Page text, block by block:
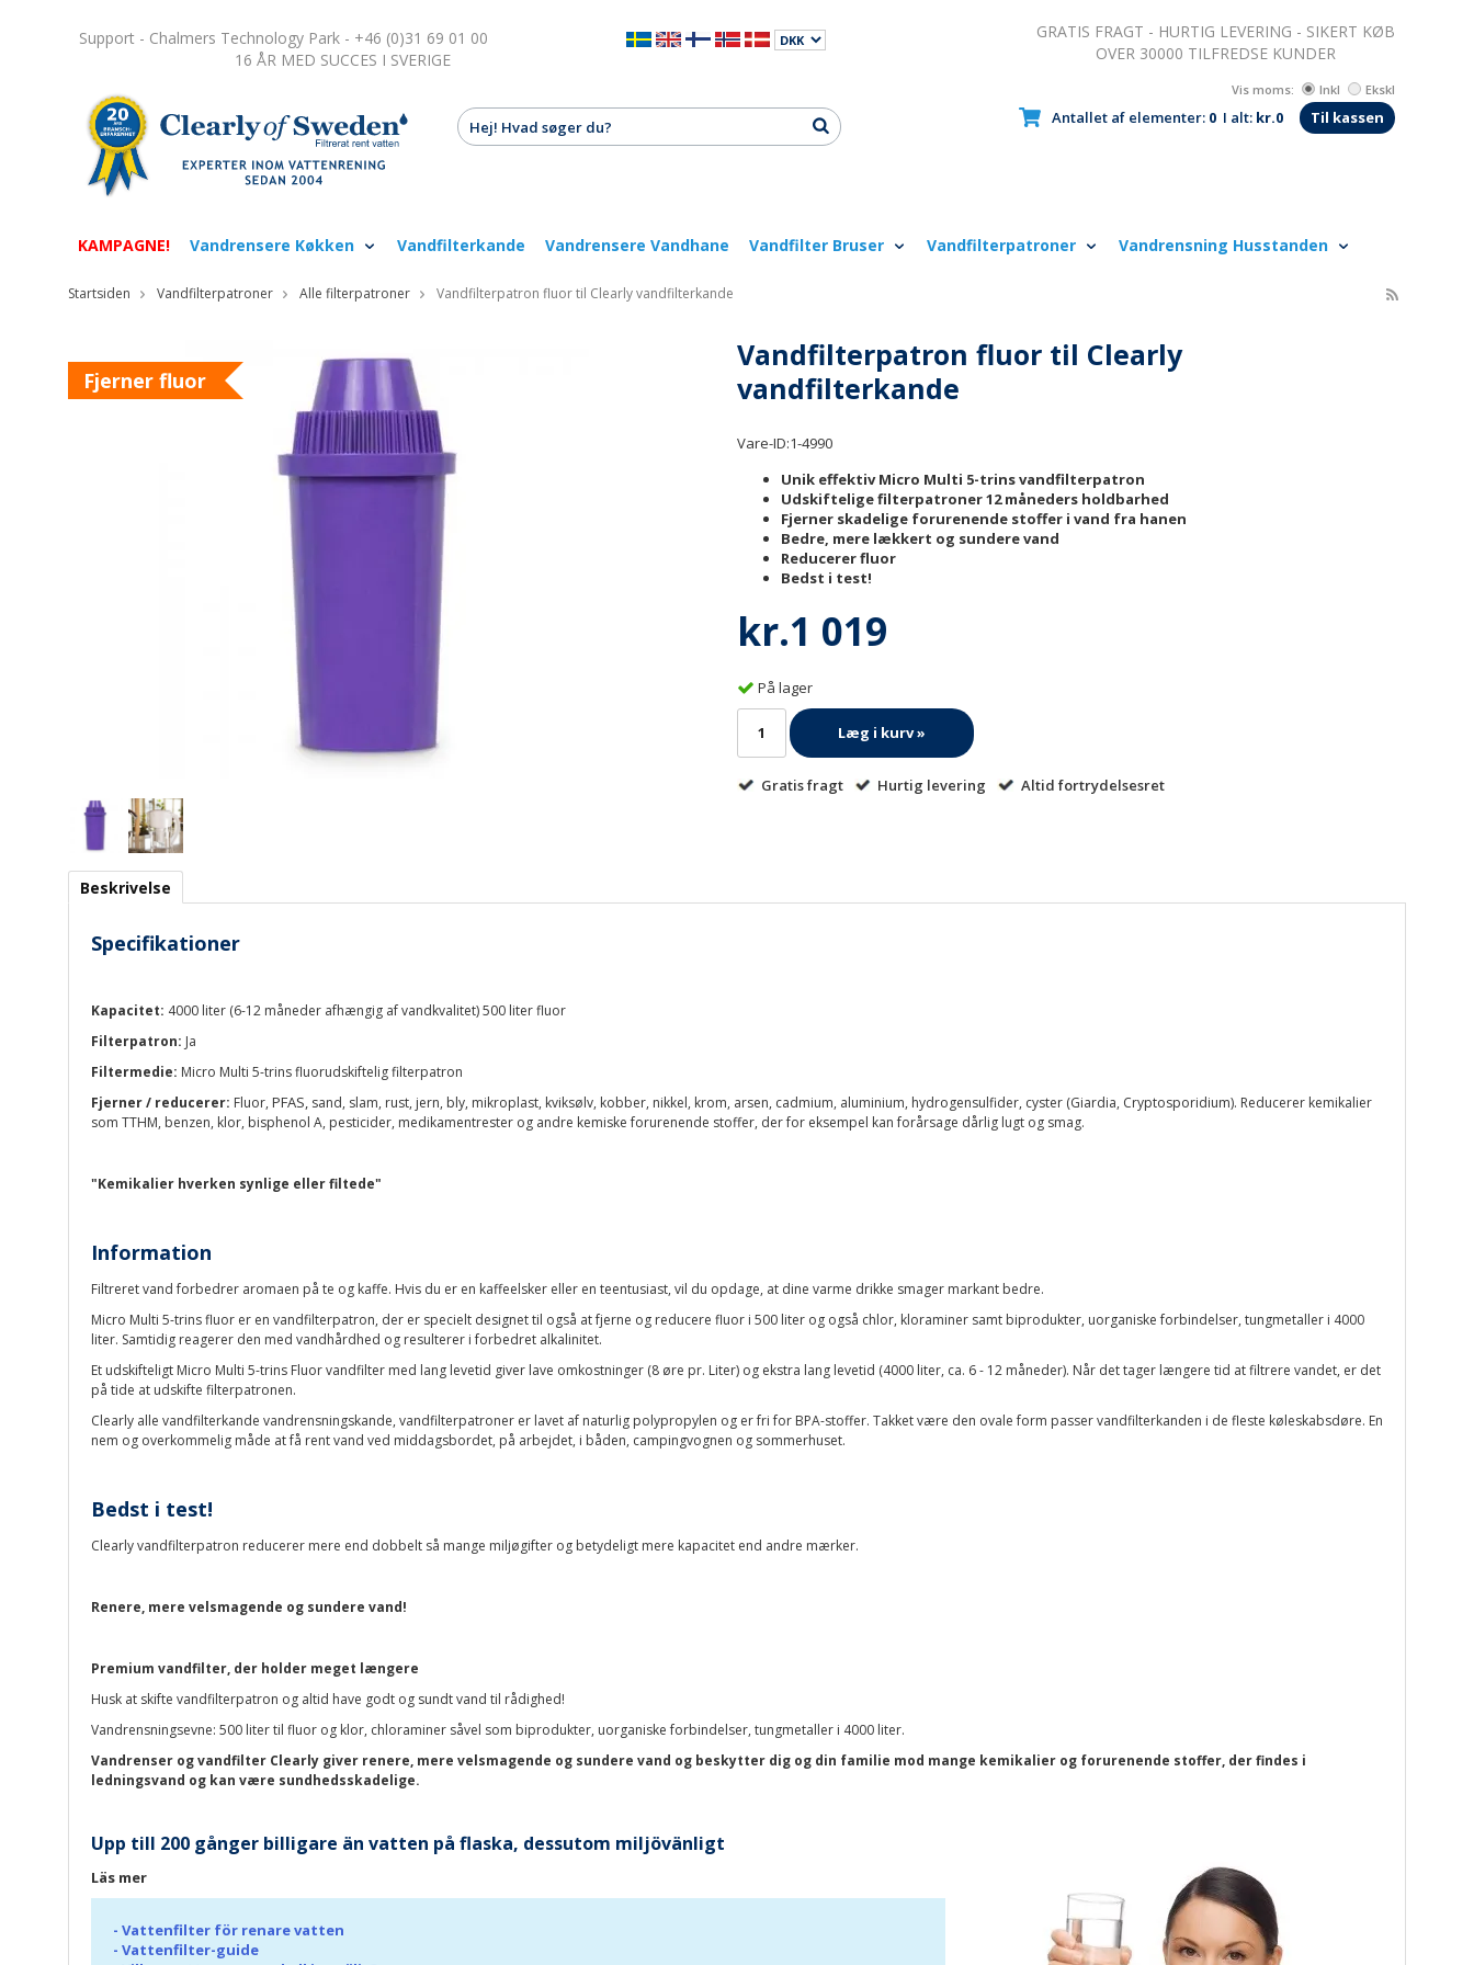
Support - Chalmers Technology Park - +46 (0)31 69 01 00
16 ÅR MED SUCCES I SVERIGE
GRATIS FRAGT - HURTIG LEVERING - SIKERT KØB
OVER 30000 TILFREDSE KUNDER
Antallet af elementer: 0 I alt: kr.0 Til kassen
Vis moms: Inkl Ekskl
KAMPAGNE! Vandrensere Køkken Vandfilterkande Vandrensere Vandhane Vandfilter Bruser Vandfilterpatroner Vandrensning Husstanden
Startsiden Vandfilterpatroner Alle filterpatroner Vandfilterpatron fluor til Clearly vandfilterkande
Fjerner fluor
Vandfilterpatron fluor til Clearly
vandfilterkande
Vare-ID:1-4990
Unik effektiv Micro Multi 5-trins vandfilterpatron
Udskiftelige filterpatroner 12 måneders holdbarhed
Fjerner skadelige forurenende stoffer i vand fra hanen
Bedre, mere lækkert og sundere vand
Reducerer fluor
Bedst i test!
kr.1 019
På lager
Læg i kurv »
Gratis fragt Hurtig levering Altid fortrydelsesret
Beskrivelse
Specifikationer
Kapacitet: 4000 liter (6-12 måneder afhængig af vandkvalitet) 500 liter fluor
Filterpatron: Ja
Filtermedie: Micro Multi 5-trins fluorudskiftelig filterpatron
Fjerner / reducerer: Fluor, PFAS, sand, slam, rust, jern, bly, mikroplast, kviksølv, kobber, nikkel, krom, arsen, cadmium, aluminium, hydrogensulfider, cyster (Giardia, Cryptosporidium). Reducerer kemikalier
som TTHM, benzen, klor, bisphenol A, pesticider, medikamentrester og andre kemiske forurenende stoffer, der for eksempel kan forårsage dårlig lugt og smag.
"Kemikalier hverken synlige eller filtede"
Information
Filtreret vand forbedrer aromaen på te og kaffe. Hvis du er en kaffeelsker eller en teentusiast, vil du opdage, at dine varme drikke smager markant bedre.
Micro Multi 5-trins fluor er en vandfilterpatron, der er specielt designet til også at fjerne og reducere fluor i 500 liter og også chlor, kloraminer samt biprodukter, uorganiske forbindelser, tungmetaller i 4000
liter. Samtidig reagerer den med vandhårdhed og resulterer i forbedret alkalinitet.
Et udskifteligt Micro Multi 5-trins Fluor vandfilter med lang levetid giver lave omkostninger (8 øre pr. Liter) og ekstra lang levetid (4000 liter, ca. 6 - 12 måneder). Når det tager længere tid at filtrere vandet, er det
på tide at udskifte filterpatronen.
Clearly alle vandfilterkande vandrensningskande, vandfilterpatroner er lavet af naturlig polypropylen og er fri for BPA-stoffer. Takket være den ovale form passer vandfilterkanden i de fleste køleskabsdøre. En
nem og overkommelig måde at få rent vand ved middagsbordet, på arbejdet, i båden, campingvognen og sommerhuset.
Bedst i test!
Clearly vandfilterpatron reducerer mere end dobbelt så mange miljøgifter og betydeligt mere kapacitet end andre mærker.
Renere, mere velsmagende og sundere vand!
Premium vandfilter, der holder meget længere
Husk at skifte vandfilterpatron og altid have godt og sundt vand til rådighed!
Vandrensningsevne: 500 liter til fluor og klor, chloraminer såvel som biprodukter, uorganiske forbindelser, tungmetaller i 4000 liter.
Vandrenser og vandfilter Clearly giver renere, mere velsmagende og sundere vand og beskytter dig og din familie mod mange kemikalier og forurenende stoffer, der findes i
ledningsvand og kan være sundhedsskadelige.
Upp till 200 gånger billigare än vatten på flaska, dessutom miljövänligt
Läs mer
- Vattenfilter för renare vatten
- Vattenfilter-guide